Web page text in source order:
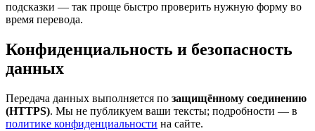
подсказки — так проще быстро проверить нужную форму во
время перевода.
Конфиденциальность и безопасность
данных
Передача данных выполняется по защищённому соединению
(HTTPS). Мы не публикуем ваши тексты; подробности — в
политике конфиденциальности на сайте.